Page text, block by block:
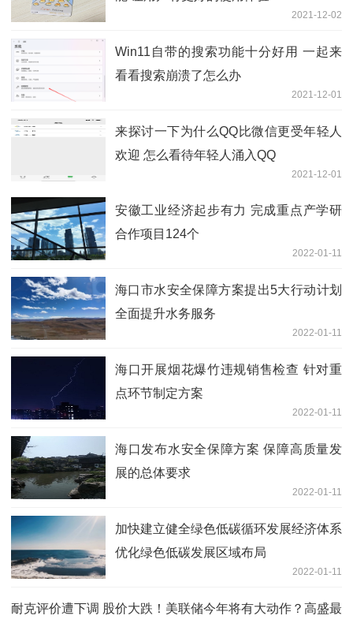
2021-12-02
Win11自带的搜索功能十分好用 一起来
看看搜索崩溃了怎么办
2021-12-01
来探讨一下为什么QQ比微信更受年轻人
欢迎 怎么看待年轻人涌入QQ
2021-12-01
安徽工业经济起步有力 完成重点产学研
合作项目124个
2022-01-11
海口市水安全保障方案提出5大行动计划
全面提升水务服务
2022-01-11
海口开展烟花爆竹违规销售检查 针对重
点环节制定方案
2022-01-11
海口发布水安全保障方案 保障高质量发
展的总体要求
2022-01-11
加快建立健全绿色低碳循环发展经济体系
优化绿色低碳发展区域布局
2022-01-11
耐克评价遭下调 股价大跌！美联储今年将有大动作？高盛最